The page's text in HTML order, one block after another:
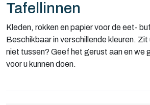
Tafellinnen
Kleden, rokken en papier voor de eet-
Beschikbaar in verschillende kleuren.
niet tussen? Geef het gerust aan en we
voor u kunnen doen.